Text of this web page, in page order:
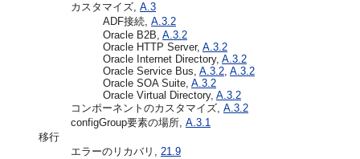
カスタマイズ, A.3
ADF接続, A.3.2
Oracle B2B, A.3.2
Oracle HTTP Server, A.3.2
Oracle Internet Directory, A.3.2
Oracle Service Bus, A.3.2, A.3.2
Oracle SOA Suite, A.3.2
Oracle Virtual Directory, A.3.2
コンポーネントのカスタマイズ, A.3.2
configGroup要素の場所, A.3.1
移行
エラーのリカバリ, 21.9